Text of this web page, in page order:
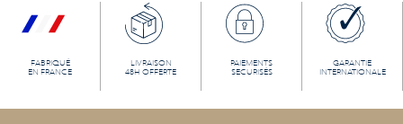
FABRIQUÉ
EN FRANCE
LIVRAISON
48H OFFERTE
PAIEMENTS
SECURISÉS
GARANTIE
INTERNATIONALE